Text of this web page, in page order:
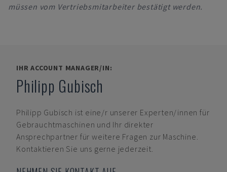
müssen vom Vertriebsmitarbeiter bestätigt werden.
IHR ACCOUNT MANAGER/IN:
Philipp Gubisch
Philipp Gubisch ist eine/r unserer Experten/innen für
Gebrauchtmaschinen und Ihr direkter
Ansprechpartner für weitere Fragen zur Maschine.
Kontaktieren Sie uns gerne jederzeit.